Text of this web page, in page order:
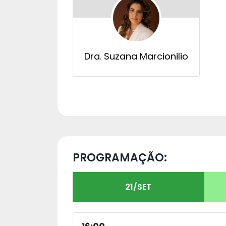
Dra. Suzana Marcionilio
PROGRAMAÇÃO:
21/SET